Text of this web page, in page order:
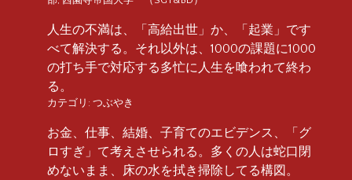
人生の不満は、「高給出世」か、「起業」です
べて解決する。それ以外は、1000の課題に1000
の打ち手で対応する多忙に人生を喰われて終わ
る。
カテゴリ: つぶやき
お金、仕事、結婚、子育てのエビデンス、「グ
ロすぎ」て考えさせられる。多くの人は蛇口閉
めないまま、床の水を拭き掃除してる構図。